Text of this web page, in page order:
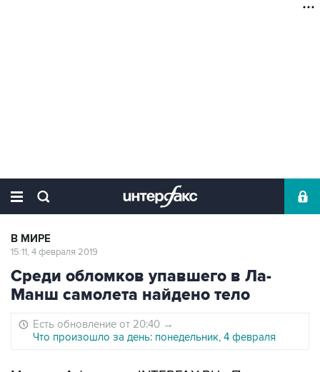
В МИРЕ
15:11, 4 февраля 2019
Cреди обломков упавшего в Ла-
Манш самолета найдено тело
Есть обновление от 20:40 →
Что произошло за день: понедельник, 4 февраля